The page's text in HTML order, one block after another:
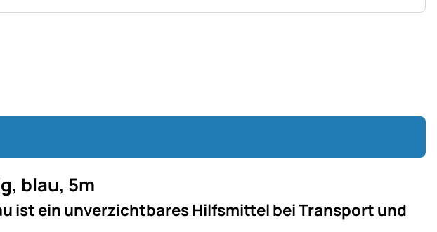
blau, 5m
ist ein unverzichtbares Hilfsmittel bei Transport und